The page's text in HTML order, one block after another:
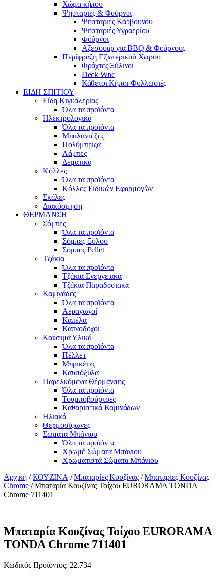
Χώμα κήπου
Ψησταριές & Φούρνοι
Ψησταριές Κάρβουνου
Ψησταριές Υγραερίου
Φούρνοι
Αξεσουάρ για BBQ & Φούρνους
Περίφραξη Εξωτερικού Χώρου
Φράχτες Ξύλινοι
Deck Wpc
Κάθετοι Κήποι-Φυλλωσιές
ΕΙΔΗ ΣΠΙΤΙΟΥ
Είδη Κιγκαλερίας
Όλα τα προϊόντα
Ηλεκτρολογικά
Όλα τα προϊόντα
Μπαλαντέζες
Πολύμπριζα
Λάμπες
Δεματικά
Κόλλες
Όλα τα προϊόντα
Κόλλες Ειδικών Εφαρμογών
Σκάλες
Διακόσμηση
ΘΕΡΜΑΝΣΗ
Σόμπες
Όλα τα προϊόντα
Σόμπες Ξύλου
Σόμπες Pellet
Τζάκια
Όλα τα προϊόντα
Τζάκια Ενεργειακά
Τζάκια Παραδοσιακά
Καμινάδες
Όλα τα προϊόντα
Αεραγωγοί
Καπέλα
Καπνοδόχοι
Καύσιμα Υλικά
Όλα τα προϊόντα
Πέλλετ
Μπρικέτες
Καυσόξυλα
Παρελκόμενα Θέρμανσης
Όλα τα προϊόντα
Τουμπόβούρτσες
Καθαριστικά Καμινάδων
Ηλιακά
Θερμοσίφωνες
Σώματα Μπάνιου
Όλα τα προϊόντα
Χρωμέ Σώματα Μπάνιου
Χρωματιστά Σώματα Μπάνιου
Αρχική /ΚΟΥΖΙΝΑ /Μπαταρίες Κουζίνας /Μπαταρίες Κουζίνας
Chrome / Μπαταρία Κουζίνας Τοίχου EURORAMA TONDA
Chrome 711401
Μπαταρία Κουζίνας Τοίχου EURORAMA
TONDA Chrome 711401
Κωδικός Προϊόντος: 22.734